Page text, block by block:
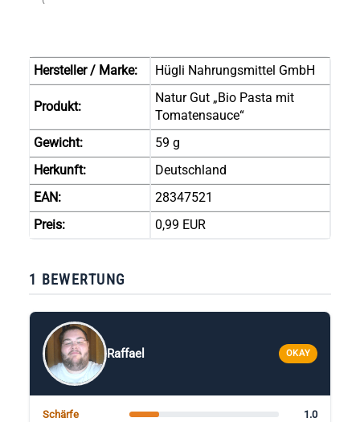
Hersteller / Marke: Hügli Nahrungsmittel GmbH
Produkt:
Natur Gut „Bio Pasta mit
Tomatensauce“
Gewicht:
59 g
Herkunft:
Deutschland
EAN:
28347521
Preis:
0,99 EUR
1 BEWERTUNG
Raffael OKAY
Schärfe
1.0